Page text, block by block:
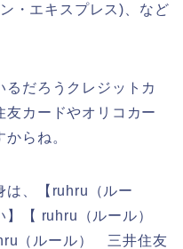
・エキスプレス)、など
るだろうクレジットカ
友カードやオリコカー
らね。
は、【ruhru（ルー
【 ruhru（ルール）
（ルール） 三井住友